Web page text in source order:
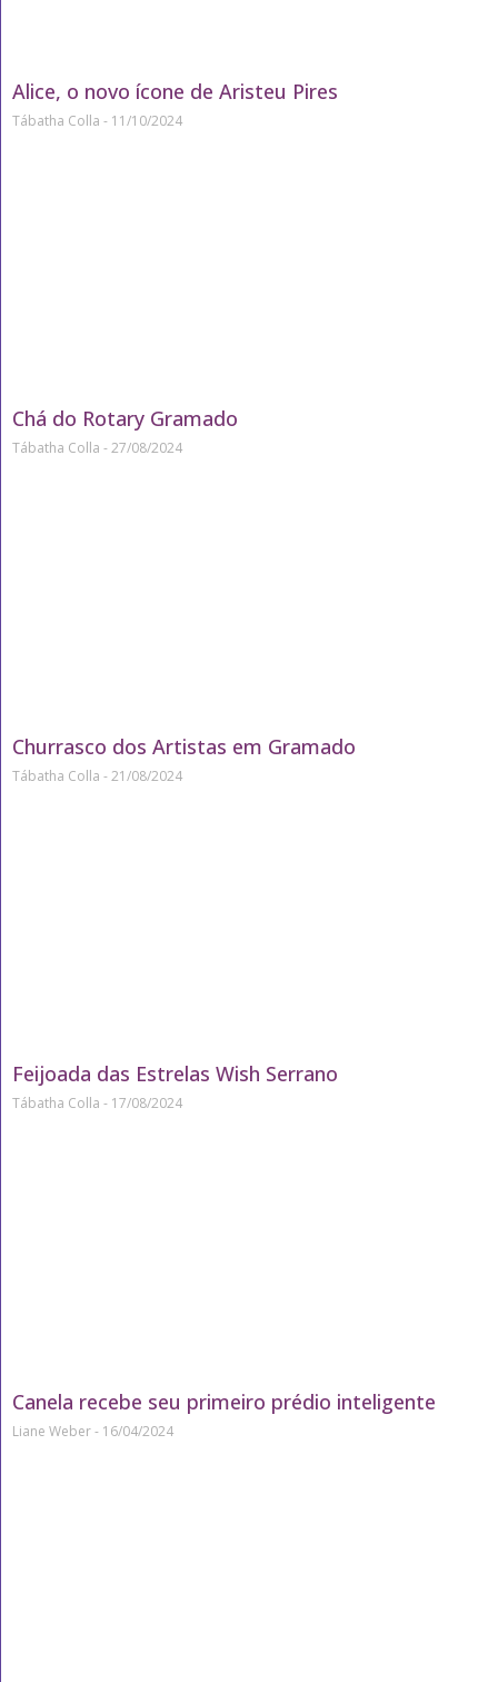
Alice, o novo ícone de Aristeu Pires
Tábatha Colla 11/10/2024
Chá do Rotary Gramado
Tábatha Colla 27/08/2024
Churrasco dos Artistas em Gramado
Tábatha Colla 21/08/2024
Feijoada das Estrelas Wish Serrano
Tábatha Colla 17/08/2024
Canela recebe seu primeiro prédio inteligente
Liane Weber 16/04/2024